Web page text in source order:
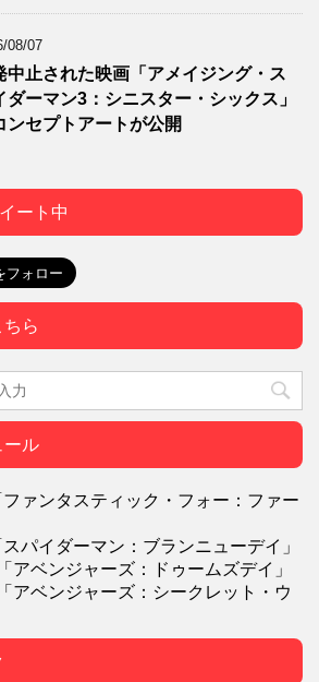
08/07
中止された映画「アメイジング・ス
ダーマン3：シニスター・シックス」
ンセプトアートが公開
ート中
ら
ール
ァンタスティック・フォー：ファー
パイダーマン：ブランニューデイ」
ベンジャーズ：ドゥームズデイ」
アベンジャーズ：シークレット・ウ